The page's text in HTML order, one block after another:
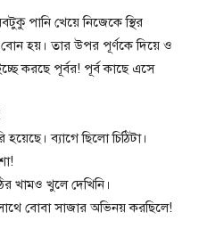
পানি খেয়ে নিজেকে স্থির
হয়। তার উপর পূর্ণকে দিয়ে ও
করছে পূর্বর! পূর্ব কাছে এসে
ব্যাগে ছিলো চিঠিটা।
খামও খুলে দেখিনি।
বোবা সাজার অভিনয় করছিলে!